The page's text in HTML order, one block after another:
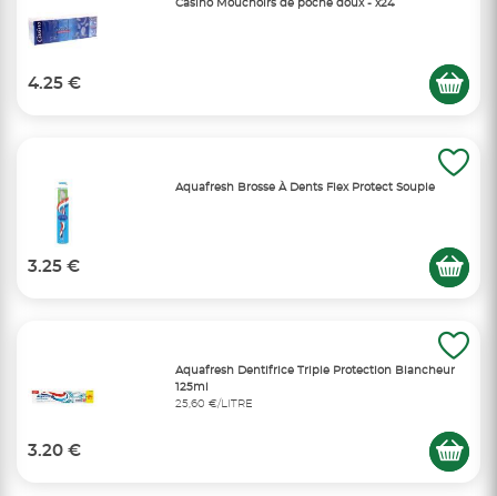
Casino Mouchoirs de poche doux - x24
4.25 €
Aquafresh Brosse À Dents Flex Protect Souple
3.25 €
Aquafresh Dentifrice Triple Protection Blancheur
125ml
25,60 €/LITRE
3.20 €